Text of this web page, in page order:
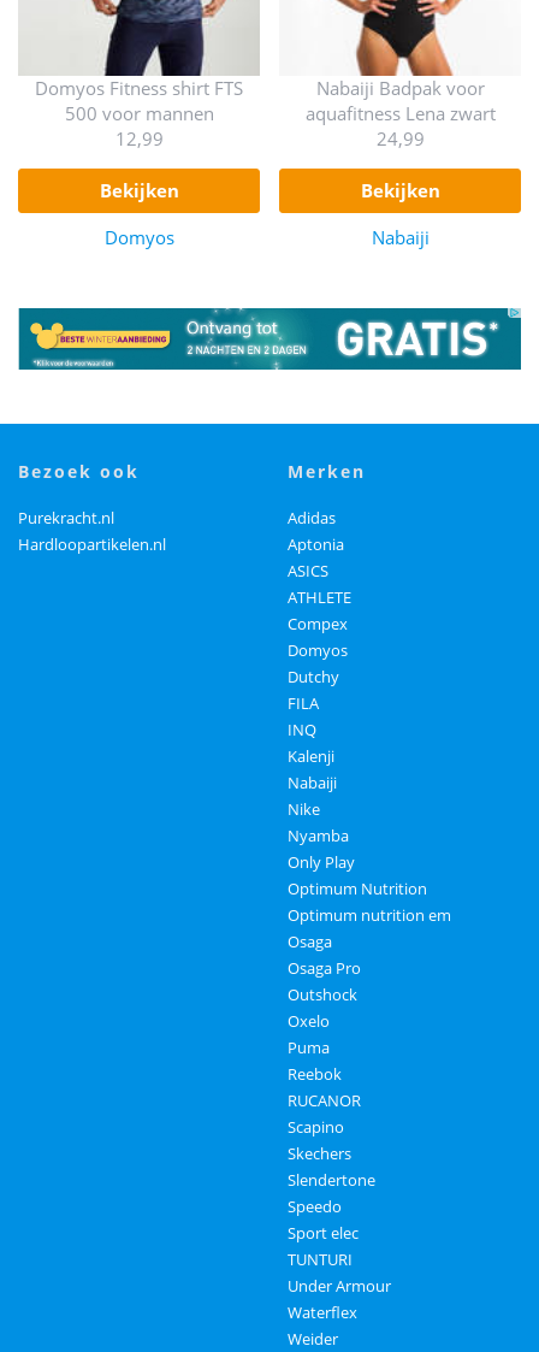
Domyos Fitness shirt FTS
500 voor mannen
12,99
bekijken
Domyos
Nabaiji Badpak voor
aquafitness Lena zwart
24,99
bekijken
Nabaiji
bezoek ook
Purekracht.nl
Hardloopartikelen.nl
merken
Adidas
Aptonia
ASICS
ATHLETE
Compex
Domyos
Dutchy
FILA
INQ
Kalenji
Nabaiji
Nike
Nyamba
Only Play
Optimum Nutrition
Optimum nutrition em
Osaga
Osaga Pro
Outshock
Oxelo
Puma
Reebok
RUCANOR
Scapino
Skechers
Slendertone
Speedo
Sport elec
TUNTURI
Under Armour
Waterflex
Weider